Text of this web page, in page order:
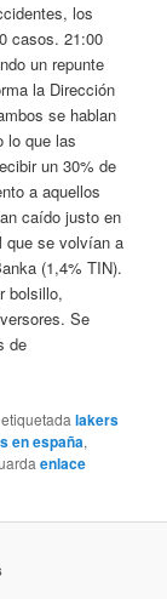
los
casos. 21:00
un repunte
la Dirección
se hablan
lo que las
un 30% de
a aquellos
caído justo en
que se volvían a
(1,4% TIN).
bolsillo,
Se
de
lakers
en españa,
enlace